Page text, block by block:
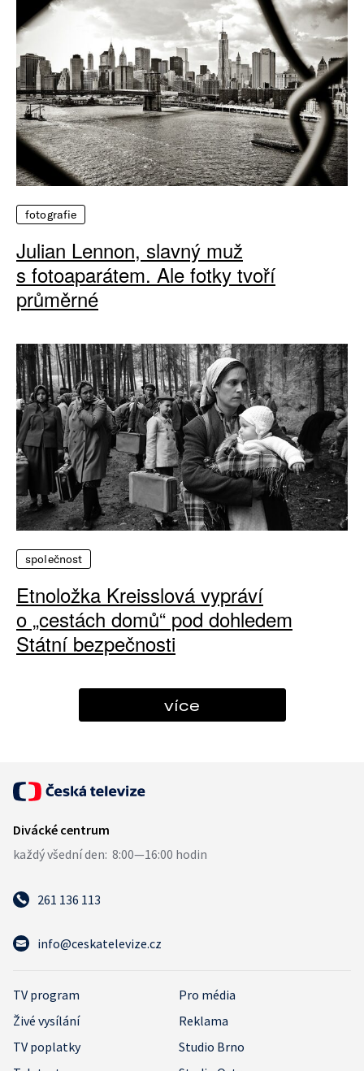
fotografie
Julian Lennon, slavný muž
s fotoaparátem. Ale fotky tvoří
průměrné
společnost
Etnoložka Kreisslová vypráví
o „cestách domů“ pod dohledem
Státní bezpečnosti
více
261 136 113
info@ceskatelevize.cz
TV program
Pro média
Živé vysílání
Reklama
TV poplatky
Studio Brno